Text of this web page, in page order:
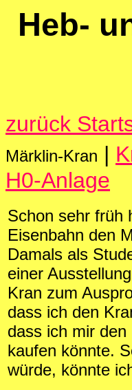
Heb-
zurück
Märklin-Kran |
H0-Anlage
Schon sehr früh
Eisenbahn den
Damals als
einer
Kran zum
dass ich den
dass ich mir
kaufen könnte.
würde, könnte